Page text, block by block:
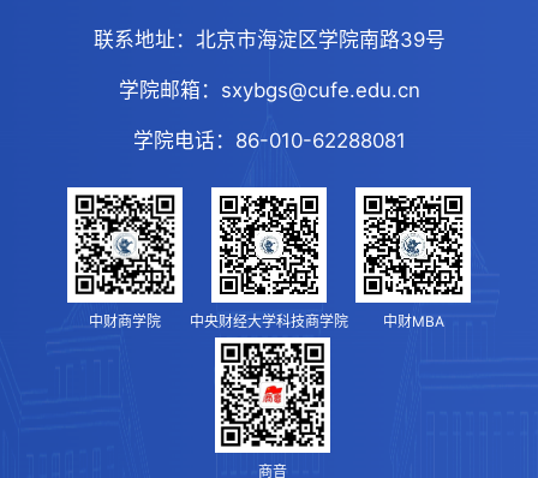
联系地址： 北京市海淀区学院南路39号
学院邮箱： sxybgs@cufe.edu.cn
学院电话： 86-010-62288081
中财商学院 中央财经大学科技商学院 中财MBA
商音